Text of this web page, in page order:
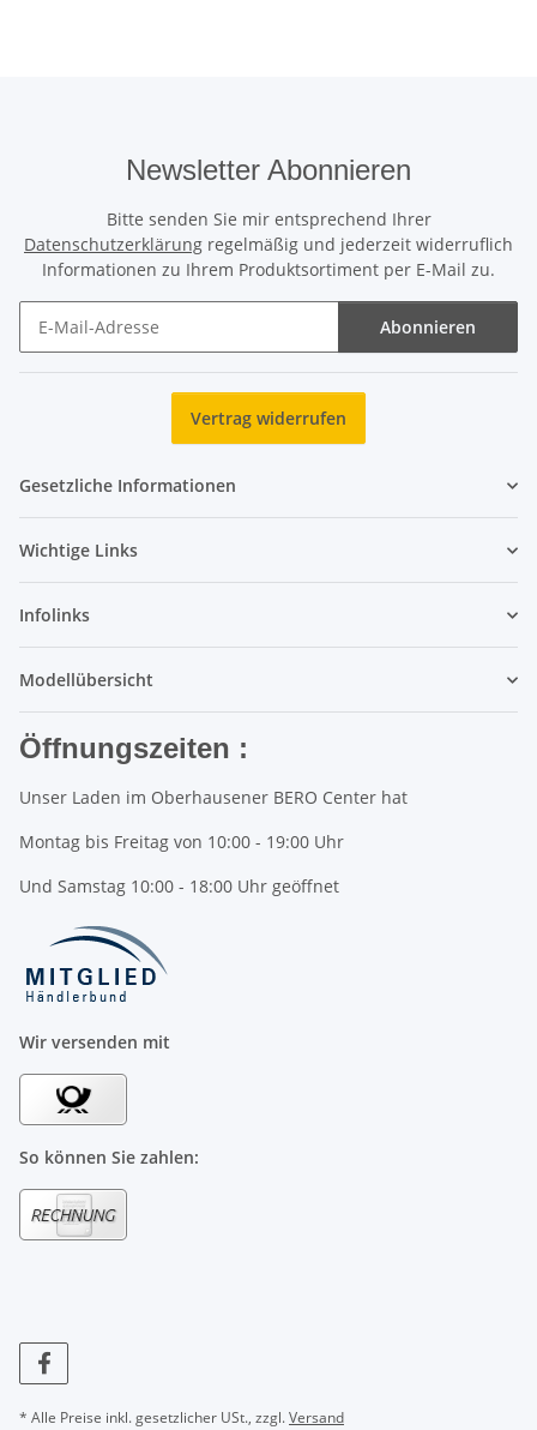
Newsletter Abonnieren
Bitte senden Sie mir entsprechend Ihrer
Datenschutzerklärung regelmäßig und jederzeit widerruflich
Informationen zu Ihrem Produktsortiment per E-Mail zu.
Abonnieren
Vertrag widerrufen
Gesetzliche Informationen
Wichtige Links
Infolinks
Modellübersicht
Öffnungszeiten :
Unser Laden im Oberhausener BERO Center hat
Montag bis Freitag von 10:00 - 19:00 Uhr
Und Samstag 10:00 - 18:00 Uhr geöffnet
Wir versenden mit
So können Sie zahlen:
* Alle Preise inkl. gesetzlicher USt., zzgl.Versand